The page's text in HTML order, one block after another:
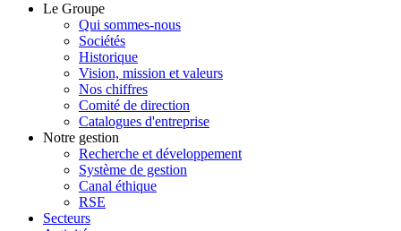
Le Groupe
Qui sommes-nous
Sociétés
Historique
Vision, mission et valeurs
Nos chiffres
Comité de direction
Catalogues d'entreprise
Notre gestion
Recherche et développement
Système de gestion
Canal éthique
RSE
Secteurs